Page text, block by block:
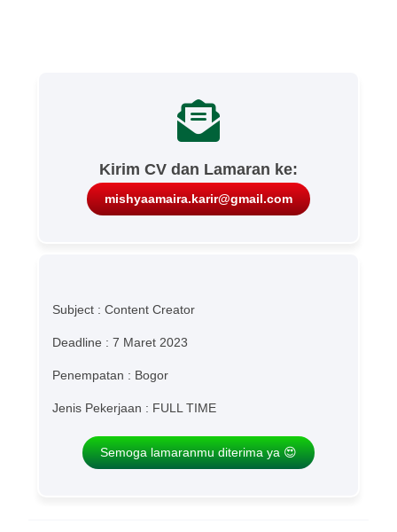
Kirim CV dan Lamaran ke:
mishyaamaira.karir@gmail.com
Subject : Content Creator
Deadline : 7 Maret 2023
Penempatan : Bogor
Jenis Pekerjaan : FULL TIME
Semoga lamaranmu diterima ya 😍